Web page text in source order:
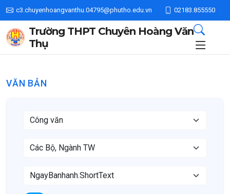
c3.chuyenhoangvanthu.04795@phutho.edu.vn 02183.855550
Trường THPT Chuyên Hoàng Văn
Thụ
VĂN BẢN